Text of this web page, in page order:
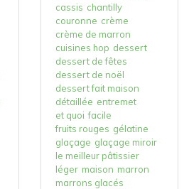
cassis chantilly
couronne crème
crème de marron
cuisines hop dessert
dessert de fêtes
dessert de noël
dessert fait maison
détaillée entremet
et quoi facile
fruits rouges gélatine
glaçage glaçage miroir
le meilleur pâtissier
léger maison marron
marrons glacés